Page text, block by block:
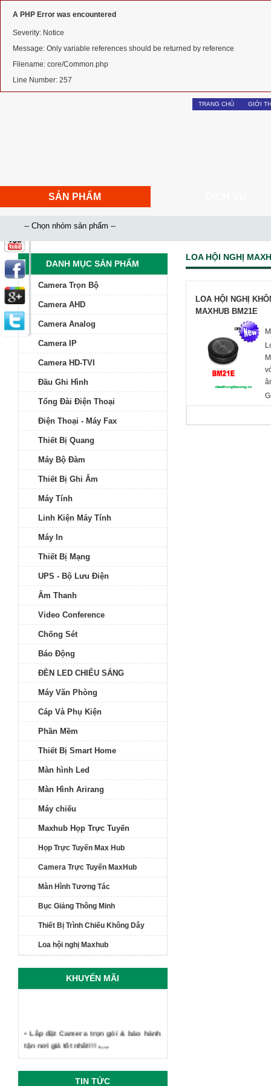
A PHP Error was encountered
Severity: Notice
Message: Only variable references should be returned by reference
Filename: core/Common.php
Line Number: 257
TRANG CHỦ GIỚI
SẢN PHẨM
LOA HỘI NGHỊ
LOA HỘI NGHỊ
MAXHUB BM21E
DANH MỤC SẢN PHẨM
Camera Trọn Bộ
Camera AHD
Camera Analog
Camera IP
Camera HD-TVI
Đầu Ghi Hình
Tổng Đài Điện Thoại
Điện Thoại - Máy Fax
Thiết Bị Quang
Máy Bộ Đàm
Thiết Bị Ghi Âm
Máy Tính
Linh Kiện Máy Tính
Máy In
Thiết Bị Mạng
UPS - Bộ Lưu Điện
Âm Thanh
Video Conference
Chống Sét
Báo Động
ĐÈN LED CHIẾU SÁNG
Máy Văn Phòng
Cáp Và Phụ Kiện
Phần Mềm
Thiết Bị Smart Home
Màn hình Led
Màn Hình Arirang
Máy chiếu
Maxhub Họp Trực Tuyến
Họp Trực Tuyến Max Hub
Camera Trực Tuyến MaxHub
Màn Hình Tương Tác
Bục Giảng Thông Minh
Thiết Bị Trình Chiếu Không Dây
Loa hội nghị Maxhub
KHUYẾN MÃI
• Lắp đặt Camera trọn gói & bảo hành
tận nơi giá tốt nhất!!!
TIN TỨC